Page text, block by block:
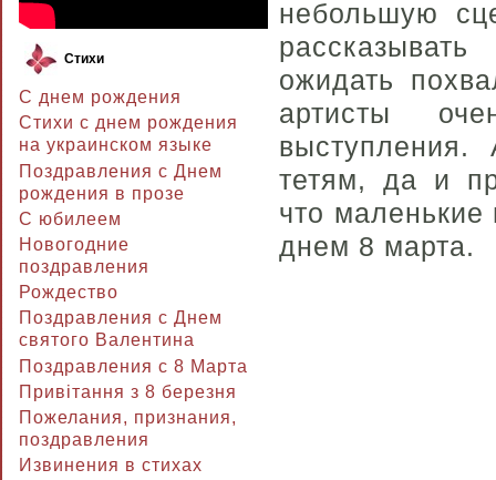
Стихи
С днем рождения
Стихи с днем рождения
на украинском языке
Поздравления с Днем
рождения в прозе
C юбилеем
Новогодние
поздравления
Рождество
Поздравления с Днем
святого Валентина
Поздравления с 8 Марта
Привітання з 8 березня
Пожелания, признания,
поздравления
Извинения в стихах
небольшую
ожидать
артисты
тетям, да и
что
днем 8 марта.